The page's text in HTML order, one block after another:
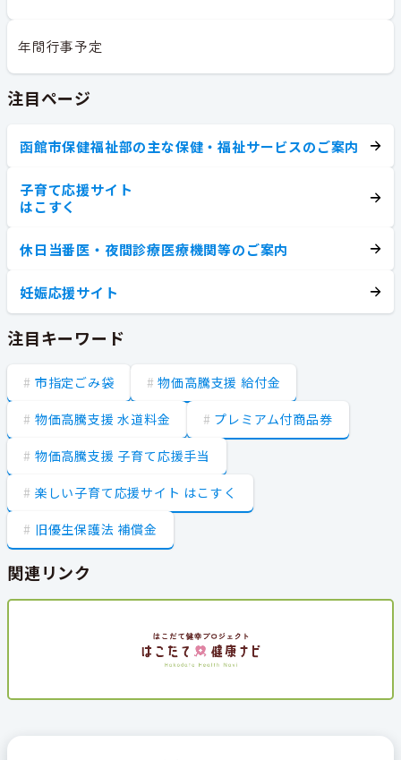
年間行事予定
注目ページ
函館市保健福祉部の主な保健・福祉サービスのご案内
子育て応援サイト
はこすく
休日当番医・夜間診療医療機関等のご案内
妊娠応援サイト
注目キーワード
市指定ごみ袋 物価高騰支援 給付金
物価高騰支援 水道料金 プレミアム付商品券
物価高騰支援 子育て応援手当
楽しい子育て応援サイト はこすく
旧優生保護法 補償金
関連リンク